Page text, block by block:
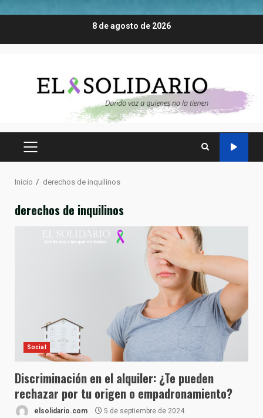
8 de agosto de 2026
MENÚ
Inicio derechos de inquilinos
derechos de inquilinos
Social
Discriminación en el alquiler: ¿Te pueden
rechazar por tu origen o empadronamiento?
elsolidario.com 5 de septiembre de 2024